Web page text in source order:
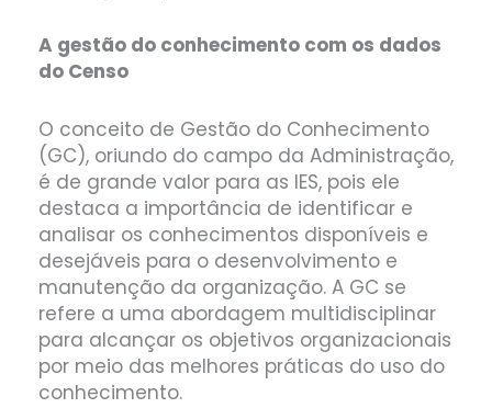
A gestão do conhecimento com os dados
do Censo
O conceito de Gestão do Conhecimento
(GC), oriundo do campo da Administração,
é de grande valor para as IES, pois ele
destaca a importância de identificar e
analisar os conhecimentos disponíveis e
desejáveis para o desenvolvimento e
manutenção da organização. A GC se
refere a uma abordagem multidisciplinar
para alcançar os objetivos organizacionais
por meio das melhores práticas do uso do
conhecimento.